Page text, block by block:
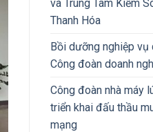
và Trung Tâm Kiểm
Thanh Hóa
Bồi dưỡng nghiệp vụ
Công đoàn doanh
Công đoàn nhà máy
triển khai đấu thầu
mạng